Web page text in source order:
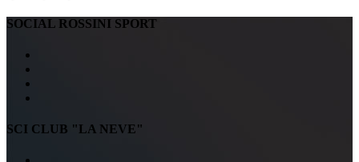
SOCIAL ROSSINI SPORT
SCI CLUB "LA NEVE"